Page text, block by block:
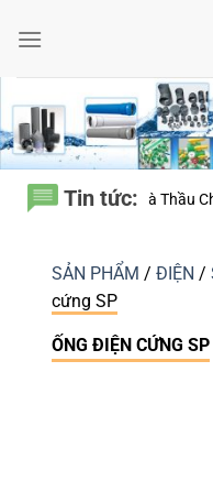
qua
Tin tức:
Thầu Chuyên Nghiệp Luôn
SẢN PHẨM / ĐIỆN /
cứng SP
ỐNG ĐIỆN CỨNG SP